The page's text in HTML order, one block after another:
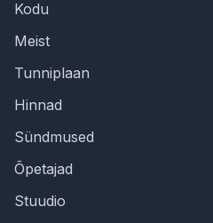
Kodu
Meist
Tunniplaan
Hinnad
Sündmused
Õpetajad
Stuudio